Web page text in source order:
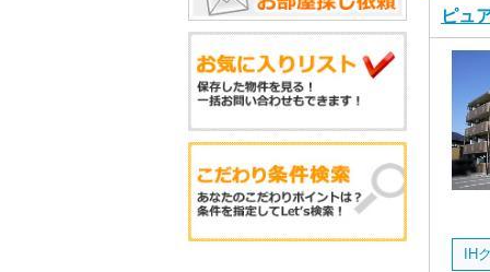
ピュ